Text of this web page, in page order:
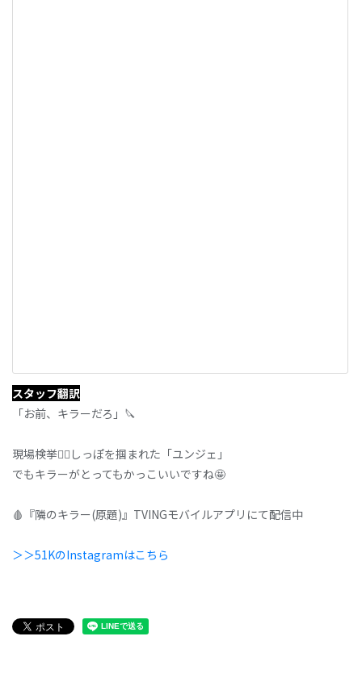
スタッフ翻訳
「お前、キラーだろ」🔪
現場検挙⛓️‍💥しっぽを掴まれた「ユンジェ」
でもキラーがとってもかっこいいですね🤩
🩸『隣のキラー(原題)』TVINGモバイルアプリにて配信中
＞＞51KのInstagramはこちら